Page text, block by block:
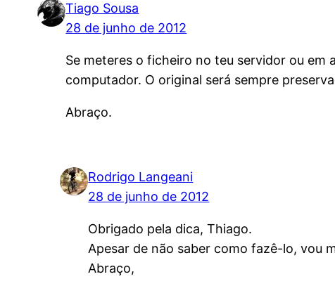
Tiago Sousa
28 de junho de 2012
Se meteres o ficheiro no teu servidor ou
computador. O original será sempre
Abraço.
Rodrigo Langeani
28 de junho de 2012
Obrigado pela dica, Thiago.
Apesar de não saber como fazê-lo, vou
Abraço,